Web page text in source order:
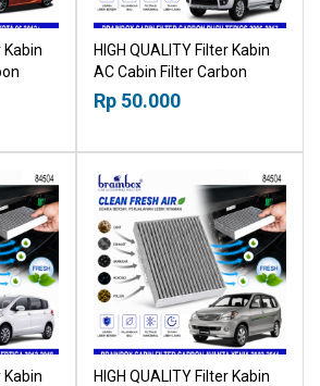
Kabin
HIGH QUALITY Filter Kabin
AC Cabin Filter Carbon
Toyota Rush Daihatsu
Terios 2006-2017
Rp 50.000
Kabin
HIGH QUALITY Filter Kabin